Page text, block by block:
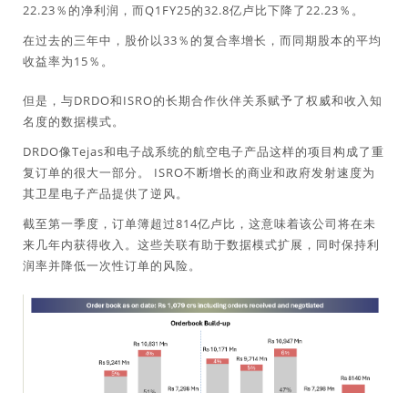
22.23％的净利润，而Q1FY25的32.8亿卢比下降了22.23％。
在过去的三年中，股价以33％的复合率增长，而同期股本的平均
收益率为15％。
但是，与DRDO和ISRO的长期合作伙伴关系赋予了权威和收入知
名度的数据模式。
DRDO像Tejas和电子战系统的航空电子产品这样的项目构成了重
复订单的很大一部分。 ISRO不断增长的商业和政府发射速度为
其卫星电子产品提供了逆风。
截至第一季度，订单簿超过814亿卢比，这意味着该公司将在未
来几年内获得收入。这些关联有助于数据模式扩展，同时保持利
润率并降低一次性订单的风险。